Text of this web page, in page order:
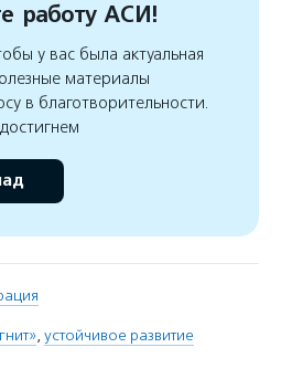
работу АСИ!
у вас была актуальная
материалы
в благотворительности.
, устойчивое развитие